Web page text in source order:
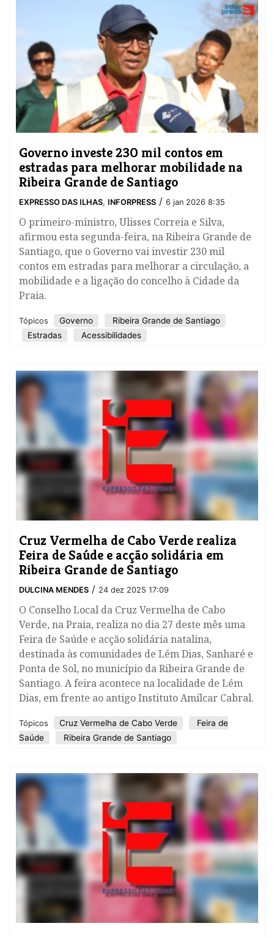
Governo investe 230 mil contos em
estradas para melhorar mobilidade na
Ribeira Grande de Santiago
EXPRESSO DAS ILHAS, INFORPRESS / 6 jan 2026 8:35
O primeiro-ministro, Ulisses Correia e Silva,
afirmou esta segunda-feira, na Ribeira Grande de
Santiago, que o Governo vai investir 230 mil
contos em estradas para melhorar a circulação, a
mobilidade e a ligação do concelho à Cidade da
Praia.
Tópicos Governo
Ribeira Grande de Santiago
Estradas
Acessibilidades
​Cruz Vermelha de Cabo Verde realiza
Feira de Saúde e acção solidária em
Ribeira Grande de Santiago
DULCINA MENDES / 24 dez 2025 17:09
O Conselho Local da Cruz Vermelha de Cabo
Verde, na Praia, realiza no dia 27 deste mês uma
Feira de Saúde e acção solidária natalina,
destinada às comunidades de Lém Dias, Sanharé e
Ponta de Sol, no município da Ribeira Grande de
Santiago. A feira acontece na localidade de Lém
Dias, em frente ao antigo Instituto Amílcar Cabral.
Tópicos Cruz Vermelha de Cabo Verde
Feira de
Saúde
Ribeira Grande de Santiago